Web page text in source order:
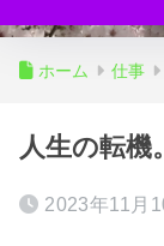
ホーム 仕事
人生の転
2023年11月